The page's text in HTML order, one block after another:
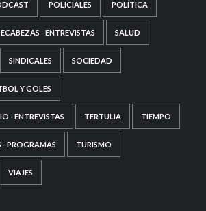
POLICIALES POLÍTICA
- ENTREVISTAS SALUD
SINDICALES SOCIEDAD
Y GOLES
- ENTREVISTAS TERTULIA TIEMPO
- PROGRAMAS TURISMO
VIAJES